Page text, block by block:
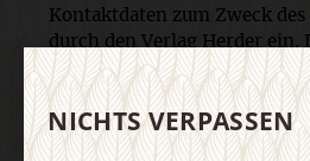
Kontaktdaten zum Zweck
durch den Verlag Herder ein.
die E-Mail-Werbung kann ich
Ich bin
personenbezogenes
Newsletter und E-Mail-
NICHTS VERPASSEN